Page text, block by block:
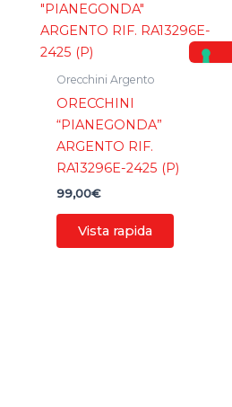
Orecchini Argento
ORECCHINI
“PIANEGONDA”
ARGENTO RIF.
RA13296E-2425 (P)
99,00€
Vista rapida